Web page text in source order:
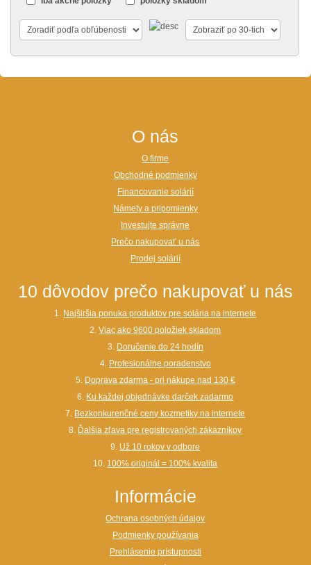
O nás
O firme
Obchodné podmienky
Financovanie solárií
Námety a pripomienky
Investujte správne
Prečo nakupovať u nás
Prodej solárií
10 dôvodov prečo nakupovať u nás
1. Najširšia ponuka produktov pre solária na internete
2.Viac ako 9600 položiek skladom
3. Doručenie do 24 hodín
4. Profesionálne poradenstvo
5. Doprava zdarma - pri nákupe nad 130 €
6. Ku každej objednávke darček zadarmo
7. Bezkonkurenčné ceny kozmetiky na internete
8. Ďalšia zľava pre registrovaných zákazníkov
9. Už 10 rokov v odbore
10. 100% originál = 100% kvalita
Informácie
Ochrana osobných údajov
Podmienky používania
Prehlásenie prístupnosti